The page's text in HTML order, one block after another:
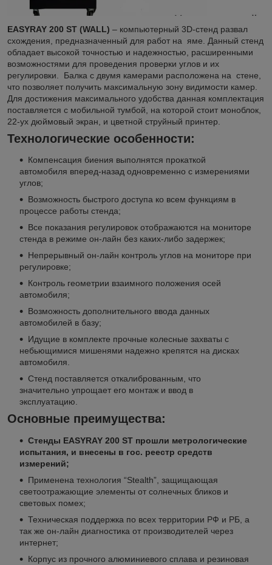
EASYRAY 200 ST (WALL) – компьютерный 3D-стенд развал
схождения, предназначенный для работ на яме. Данный стенд
обладает высокой точностью и надежностью, расширенными
возможностями для проведения проверки углов и их
регулировки. Балка с двумя камерами расположена на стене,
что позволяет получить максимальную зону видимости камер.
Для достижения максимального удобства данная комплектация
поставляется с мобильной тумбой, на которой стоит моноблок,
22-ух дюймовый экран, и цветной струйный принтер.
Технологические особенности:
Компенсация биения выполнятся прокаткой
автомобиля вперед-назад одновременно с измерениями
углов;
Возможность быстрого доступа ко всем функциям в
процессе работы стенда;
Все показания регулировок отображаются на мониторе
стенда в режиме он-лайн без каких-либо задержек;
Непрерывный он-лайн контроль углов на мониторе при
регулировке;
Контроль геометрии взаимного положения осей
автомобиля;
Возможность дополнительного ввода данных
автомобилей в базу;
Идущие в комплекте прочные колесные захваты с
небьющимися мишенями надежно крепятся на дисках
автомобиля.
Стенд поставляется откалиброванным, что
значительно упрощает его монтаж и ввод в
эксплуатацию.
Основные преимущества:
Стенды EASYRAY 200 ST прошли метрологические
испытания, и внесены в гос. реестр средств
измерений;
Применена технология “Stealth”, защищающая
светоотражающие элементы от солнечных бликов и
световых помех;
Техническая поддержка по всех территории РФ и РБ, а
так же он-лайн диагностика от производителей через
интернет;
Корпус из прочного алюминиевого сплава и резиновая